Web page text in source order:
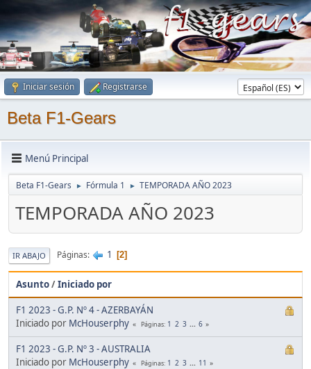
Iniciar sesión Registrarse
Beta F1-Gears
Menú Principal
Beta F1-Gears ► Fórmula 1 ► TEMPORADA AÑO 2023
TEMPORADA AÑO 2023
IR ABAJO Páginas 1 2
Asunto/Iniciado por
F1 2023 - G.P. Nº 4 - AZERBAYÁN
Iniciado por McHouserphy Páginas 1 2 3 ... 6
F1 2023 - G.P. Nº 3 - AUSTRALIA
Iniciado por McHouserphy Páginas 1 2 3 ... 11